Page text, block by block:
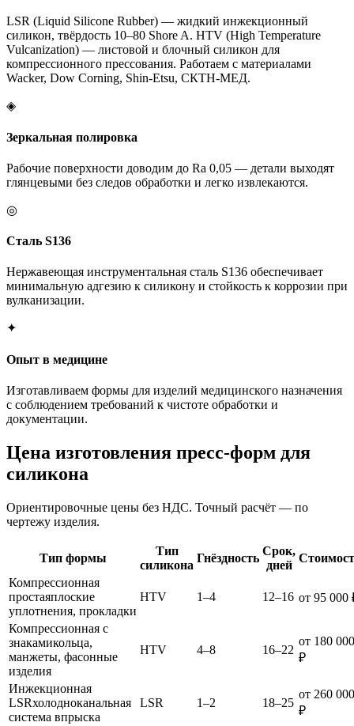
LSR (Liquid Silicone Rubber) — жидкий инжекционный
силикон, твёрдость 10–80 Shore A. HTV (High Temperature
Vulcanization) — листовой и блочный силикон для
компрессионного прессования. Работаем с материалами
Wacker, Dow Corning, Shin-Etsu, СКТН-МЕД.
◈
Зеркальная полировка
Рабочие поверхности доводим до Ra 0,05 — детали выходят
глянцевыми без следов обработки и легко извлекаются.
◎
Сталь S136
Нержавеющая инструментальная сталь S136 обеспечивает
минимальную адгезию к силикону и стойкость к коррозии при
вулканизации.
✦
Опыт в медицине
Изготавливаем формы для изделий медицинского назначения
с соблюдением требований к чистоте обработки и
документации.
Цена изготовления пресс-форм для
силикона
Ориентировочные цены без НДС. Точный расчёт — по
чертежу изделия.
Тип формы
Тип
силикона
Гнёздность
Срок,
дней
Компрессионная
простаяплоские
уплотнения, прокладки
HTV 1–4 12–16 от 95 000
Компрессионная с
знакамикольца,
манжеты, фасонные
изделия
HTV 4–8 16–22
от 180 000
₽
Инжекционная
LSRхолодноканальная
система впрыска
LSR 1–2 18–25
от 260 000
₽